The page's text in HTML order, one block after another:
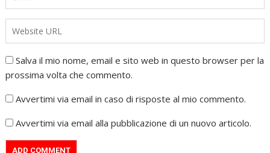
Salva il mio nome, email e sito web in questo browser per la
prossima volta che commento.
Avvertimi via email in caso di risposte al mio commento.
Avvertimi via email alla pubblicazione di un nuovo articolo.